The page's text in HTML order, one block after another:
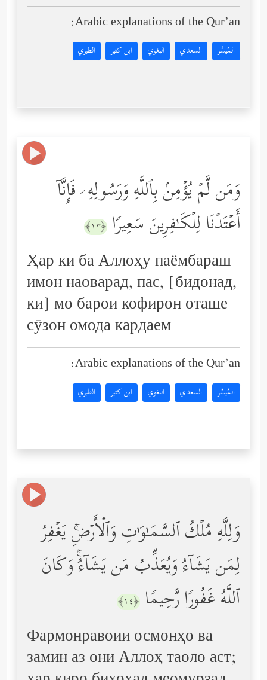
Arabic explanations of the Qur’an:
المُيسَّر السعدي البغوي ابن كثير الطبري
وَمَن لَّمۡ یُؤۡمِنۢ بِٱللَّهِ وَرَسُولِهِۦ فَإِنَّاۤ
أَعۡتَدۡنَا لِلۡكَـٰفِرِینَ سَعِیرࣰا ﴿١٣﴾
Ҳар ки ба Аллоҳу паёмбараш
имон наоварад, пас, [бидонад,
ки] мо барои кофирон оташе
сӯзон омода кардаем
Arabic explanations of the Qur’an:
المُيسَّر السعدي البغوي ابن كثير الطبري
وَلِلَّهِ مُلۡكُ ٱلسَّمَـٰوَ ٰ⁠تِ وَٱلۡأَرۡضِۚ یَغۡفِرُ
لِمَن یَشَاۤءُ وَیُعَذِّبُ مَن یَشَاۤءُۚ وَكَانَ
ٱللَّهُ غَفُورࣰا رَّحِیمࣰا ﴿١٤﴾
Фармонравоии осмонҳо ва
замин аз они Аллоҳ таоло аст;